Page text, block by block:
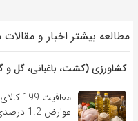
مطالعه بیشتر اخبار و
کشاورزی (کشت، باغبانی، گل و
عوارض 1.2 درصدی واردات